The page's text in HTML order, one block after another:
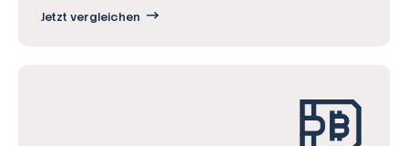
Jetzt vergleichen